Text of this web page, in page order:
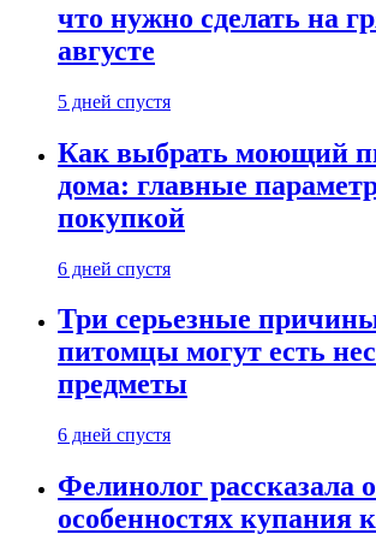
что нужно сделать на
августе
5 дней спустя
Как выбрать моющий
дома: главные
покупкой
6 дней спустя
Три серьезные
питомцы могут есть
предметы
6 дней спустя
Фелинолог рассказала
особенностях купания